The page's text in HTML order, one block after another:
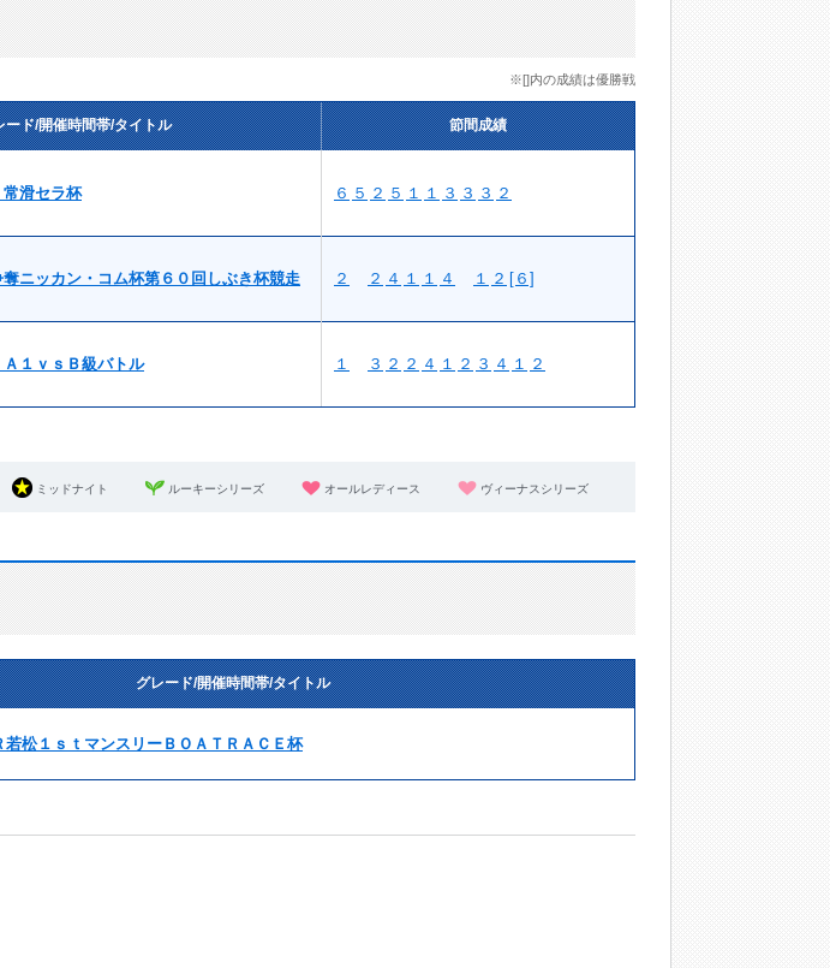
※[]内の成績は優勝戦
ード/開催時間帯/タイトル 節間成績
滑セラ杯 ６ ５ ２ ５ １ １ ３ ３ ３ ２
奪ニッカン・コム杯第６０回しぶき杯競走 ２ ２ ４ １ １ ４ １ ２ [６]
１ｖｓＢ級バトル １ ３ ２ ２ ４ １ ２ ３ ４ １ ２
ミッドナイト ルーキーシリーズ オールレディース ヴィーナスシリーズ
グレード/開催時間帯/タイトル
若松１ｓｔマンスリーＢＯＡＴＲＡＣＥ杯